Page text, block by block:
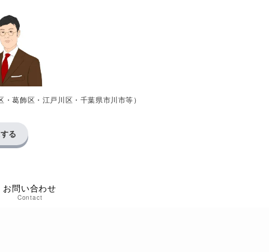
葛飾区・江戸川区・千葉県市川市等）
お問い合わせ
Contact
る